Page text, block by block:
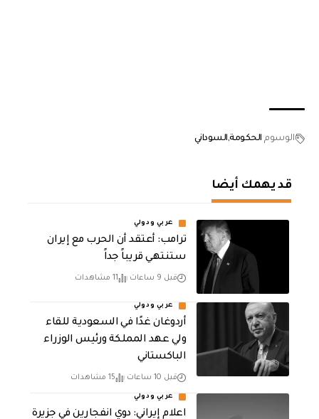
الوسوم الحكومة السوداني
قد يهمك أيضا
عربي ودولي
‏ترامب: أعتقد أن الحرب مع إيران
ستنتهي قريباً جداً
قبل 9 ساعات 11 مشاهدات
عربي ودولي
أردوغان غدًا في السعودية للقاء
ولي عهد المملكة ورئيس الوزراء
الباكستاني
قبل 10 ساعات 15 مشاهدات
عربي ودولي
اعلام إيراني: دوي انفجارين في جزيرة